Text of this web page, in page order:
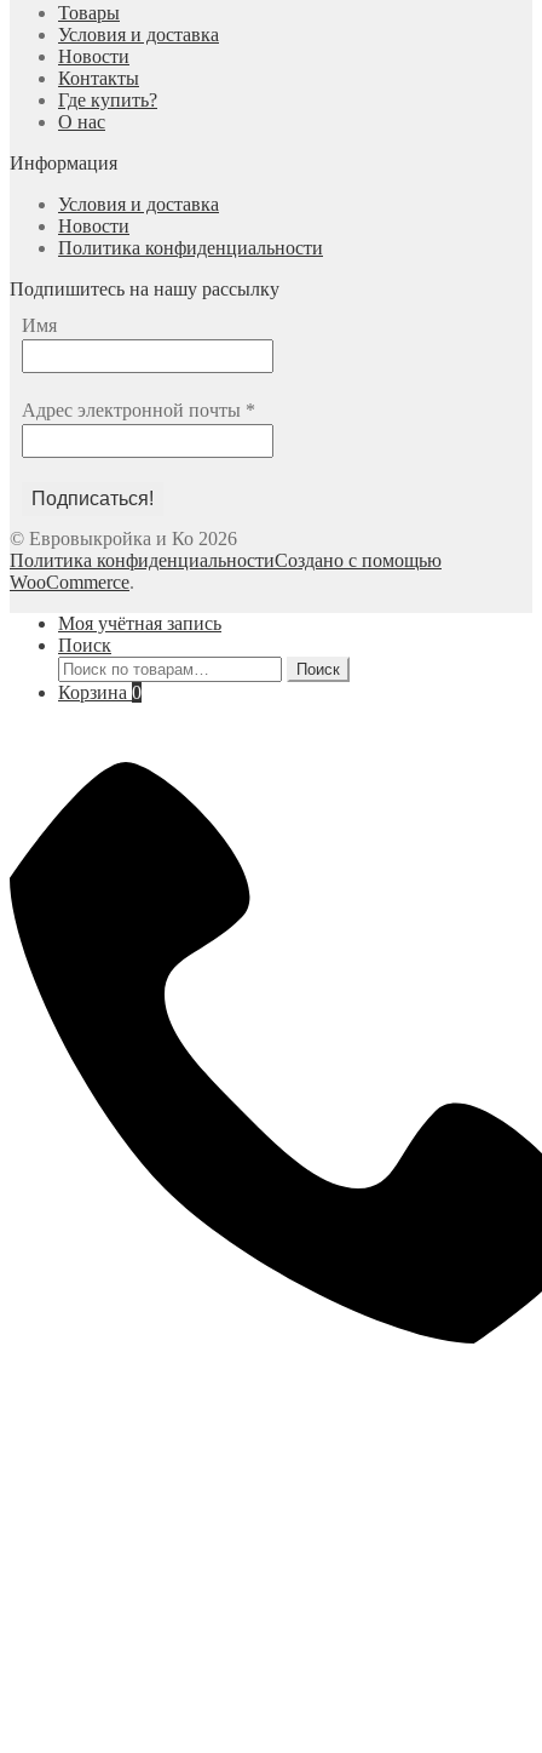
Товары
Условия и доставка
Новости
Контакты
Где купить?
О нас
Информация
Условия и доставка
Новости
Политика конфиденциальности
Подпишитесь на нашу рассылку
Имя
Адрес электронной почты *
© Евровыкройка и Ко 2026
Политика конфиденциальностиСоздано с помощью
WooCommerce.
Моя учётная запись
Поиск
Искать:
Поиск
Корзина 0